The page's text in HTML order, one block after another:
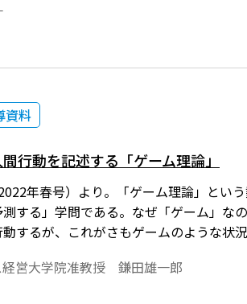
事例を用いることで理解することにな
資料
行動を記述する「ゲーム理論」
年春号）より。「ゲーム理論」とい
する」学問である。なぜ「ゲーム」な
するが、これがさもゲームのような状
経営大学院准教授 鎌田雄一郎